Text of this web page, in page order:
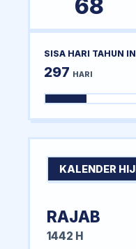
68
SISA HARI TAHUN
297 HARI
KALENDER
RAJAB
1442 H